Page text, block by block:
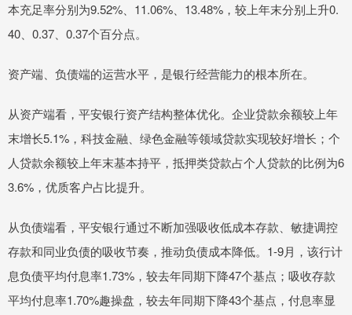
本充足率分别为9.52%、11.06%、13.48%，较上年末分别上升0.
40、0.37、0.37个百分点。
资产端、负债端的运营水平，是银行经营能力的根本所在。
从资产端看，平安银行资产结构整体优化。企业贷款余额较上年
末增长5.1%，科技金融、绿色金融等领域贷款实现较好增长；个
人贷款余额较上年末基本持平，抵押类贷款占个人贷款的比例为6
3.6%，优质客户占比提升。
从负债端看，平安银行通过不断加强吸收低成本存款、敏捷调控
存款和同业负债的吸收节奏，推动负债成本降低。1-9月，该行计
息负债平均付息率1.73%，较去年同期下降47个基点；吸收存款
平均付息率1.70%趣操盘，较去年同期下降43个基点，付息率显